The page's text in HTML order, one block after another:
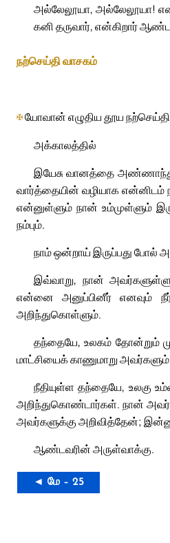
அல்லேலூயா, அல்லேலூயா!
கனி தருவார், என்கிறார்
நற்செய்தி வாசகம்
✠யோவான் எழுதிய தூய
அக்காலத்தில்
இயேசு வானத்தை அண்ணாந்து
வார்த்தையின் வழியாக என்னிடம்
என்னுள்ளும் நான் உம்முள்ளும்
நம்பும்.
நாம் ஒன்றாய் இருப்பது போல்
இவ்வாறு, நான்
என்னை அனுப்பினீர் எனவும்
அறிந்துகொள்ளும்.
தந்தையே, உலகம் தோன்றும்
மாட்சியைக் காணுமாறு
நீதியுள்ள தந்தையே, உலகு
அறிந்துகொண்டார்கள். நான்
அவர்களுக்கு அறிவித்தேன்;
ஆண்டவரின் அருள்வாக்கு.
◄ மே – 25